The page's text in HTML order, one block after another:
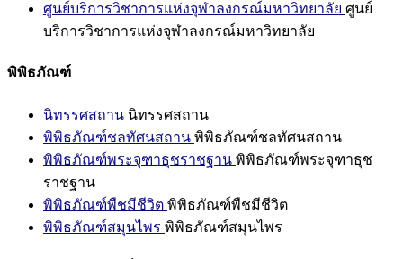
ศูนย์บริการวิชาการแห่งจุฬาลงกรณ์มหาวิทยาลัย ศูนย์
บริการวิชาการแห่งจุฬาลงกรณ์มหาวิทยาลัย
พิพิธภัณฑ์
นิทรรศสถาน นิทรรศสถาน
พิพิธภัณฑ์ชลทัศนสถาน พิพิธภัณฑ์ชลทัศนสถาน
พิพิธภัณฑ์พระจุฑาธุชราชฐาน พิพิธภัณฑ์พระจุฑาธุช
ราชฐาน
พิพิธภัณฑ์พืชมีชีวิต พิพิธภัณฑ์พืชมีชีวิต
พิพิธภัณฑ์สมุนไพร พิพิธภัณฑ์สมุนไพร